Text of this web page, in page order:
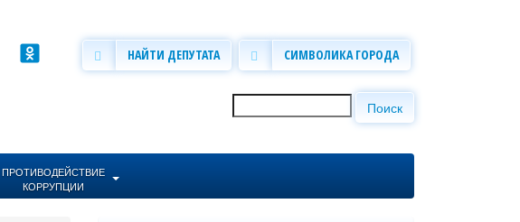
НАЙТИ ДЕПУТАТА СИМВОЛИКА ГОРОДА
Форма поиска
Поиск
ПРОТИВОДЕЙСТВИЕ
КОРРУПЦИИ